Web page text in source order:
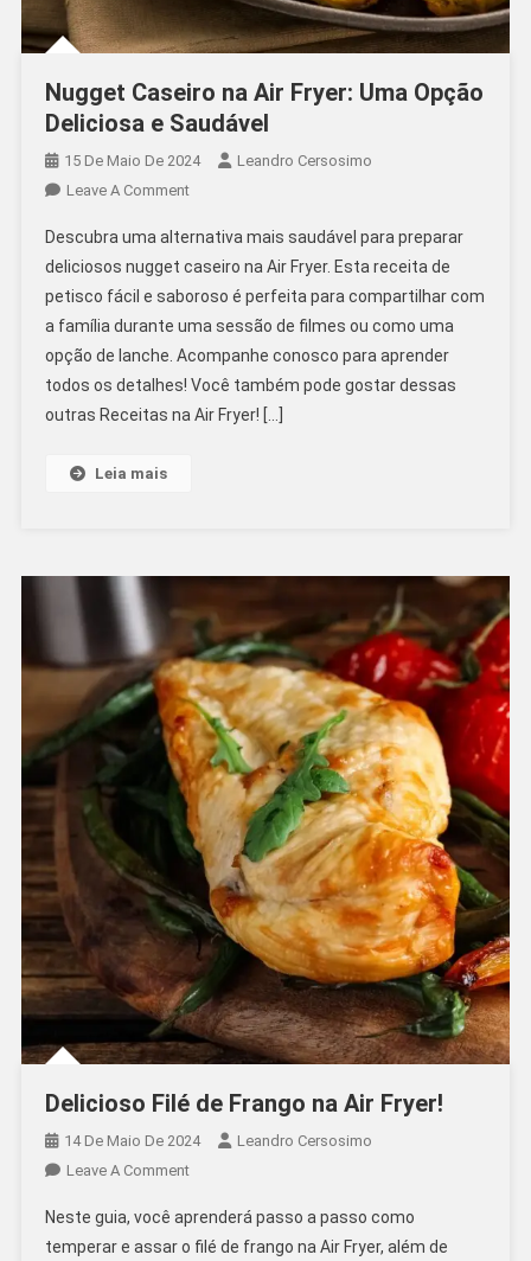
Nugget Caseiro na Air Fryer: Uma Opção
Deliciosa e Saudável
15 De Maio De 2024
Leandro Cersosimo
Leave A CommentOn
Caseiro
Na
Air
Fryer:
Uma
Opção
Deliciosa
Descubra uma alternativa mais saudável para preparar
deliciosos nugget caseiro na Air Fryer. Esta receita de
petisco fácil e saboroso é perfeita para compartilhar com
a família durante uma sessão de filmes ou como uma
opção de lanche. Acompanhe conosco para aprender
todos os detalhes! Você também pode gostar dessas
outras Receitas na Air Fryer! […]
Leia mais
Delicioso Filé de Frango na Air Fryer!
14 De Maio De 2024
Leandro Cersosimo
Leave A CommentOn
Filé
De
Neste guia, você aprenderá passo a passo como
temperar e assar o filé de frango na Air Fryer, além de